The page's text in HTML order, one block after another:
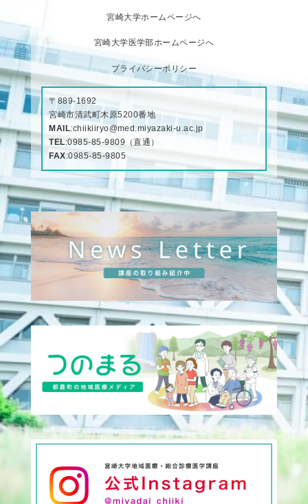
宮崎大学ホームページへ
宮崎大学医学部ホームページへ
プライバシーポリシー
〒889-1692
宮崎市清武町木原5200番地
MAIL:chiikiiryo@med.miyazaki-u.ac.jp
TEL:0985-85-9809 （直通）
FAX:0985-85-9805